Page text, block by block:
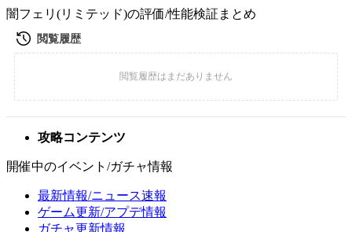
闇フェリ(リミテッド)の評価/性能検証まとめ
攻略コンテンツ
開催中のイベント/ガチャ情報
最新情報/ニュース速報
ゲーム更新/アプデ情報
ガチャ更新情報